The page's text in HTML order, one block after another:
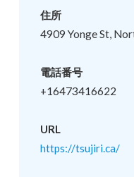
住所
4909 Yonge St,
電話番号
+16473416622
URL
https://tsujiri.ca/